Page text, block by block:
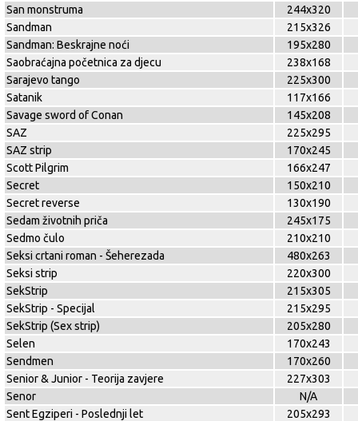
San monstruma
244x320
Sandman
215x326
Sandman: Beskrajne noći
195x280
Saobraćajna početnica za djecu
238x168
Sarajevo tango
225x300
Satanik
117x166
Savage sword of Conan
145x208
SAZ
225x295
SAZ strip
170x245
Scott Pilgrim
166x247
Secret
150x210
Secret reverse
130x190
Sedam životnih priča
245x175
Sedmo čulo
210x210
Seksi crtani roman - Šeherezada
480x263
Seksi strip
220x300
SekStrip
215x305
SekStrip - Specijal
215x295
SekStrip (Sex strip)
205x280
Selen
170x243
Sendmen
170x260
Senior & Junior - Teorija zavjere
227x303
Senor
N/A
Sent Egziperi - Poslednji let
205x293